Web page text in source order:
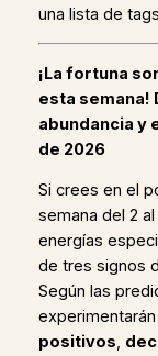
una lista de
¡La fortuna
esta semana!
abundancia y
de 2026
Si crees en el
semana del 2
energías
de tres signos
Según las
positivos,